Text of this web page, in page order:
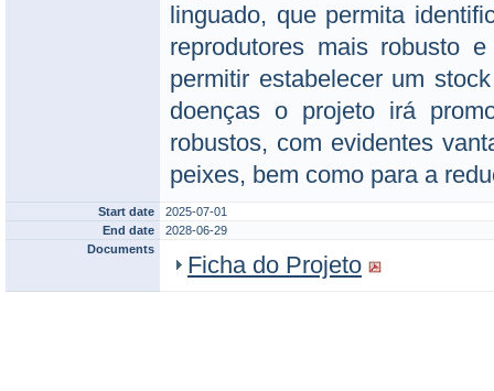
linguado, que permita
reprodutores mais robusto
permitir estabelecer um
doenças o projeto irá
robustos, com evidentes
peixes, bem como para a
Start date
2025-07-01
End date
2028-06-29
Documents
Ficha do Projeto